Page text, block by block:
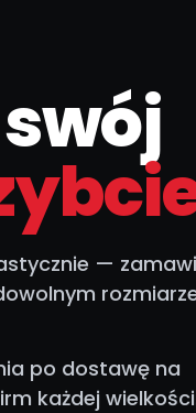
—
po dostawę na
każdej